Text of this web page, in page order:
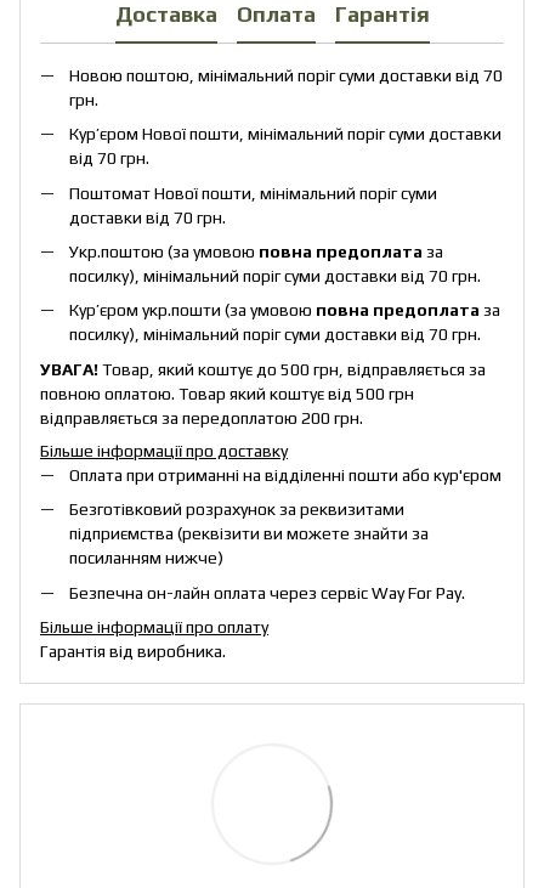
Доставка Оплата Гарантія
Новою поштою, мінімальний поріг суми доставки від 70
грн.
Кур’єром Нової пошти, мінімальний поріг суми доставки
від 70 грн.
Поштомат Нової пошти, мінімальний поріг суми
доставки від 70 грн.
Укр.поштою (за умовою повна предоплата за
посилку), мінімальний поріг суми доставки від 70 грн.
Кур’єром укр.пошти (за умовою повна предоплата за
посилку), мінімальний поріг суми доставки від 70 грн.
УВАГА!Товар, який коштує до 500 грн, відправляється за
повною оплатою. Товар який коштує від 500 грн
відправляється за передоплатою 200 грн.
Більше інформації про доставку
Оплата при отриманні на відділенні пошти або кур'єром
Безготівковий розрахунок за реквизитами
підприємства (реквізити ви можете знайти за
посиланням нижче)
Безпечна он-лайн оплата через сервіс Way For Pay.
Більше інформації про оплату
Гарантія від виробника.